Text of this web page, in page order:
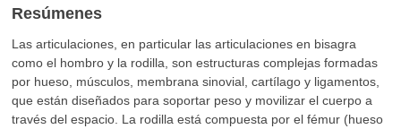
Resúmenes
Las articulaciones, en particular las articulaciones en bisagra
como el hombro y la rodilla, son estructuras complejas formadas
por hueso, músculos, membrana sinovial, cartílago y ligamentos,
que están diseñados para soportar peso y movilizar el cuerpo a
través del espacio. La rodilla está compuesta por el fémur (hueso